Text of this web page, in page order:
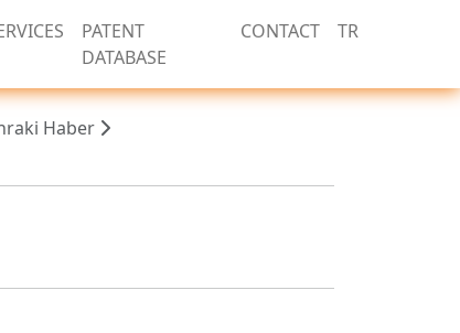
PATENT
DATABASE
CONTACT TR
Haber